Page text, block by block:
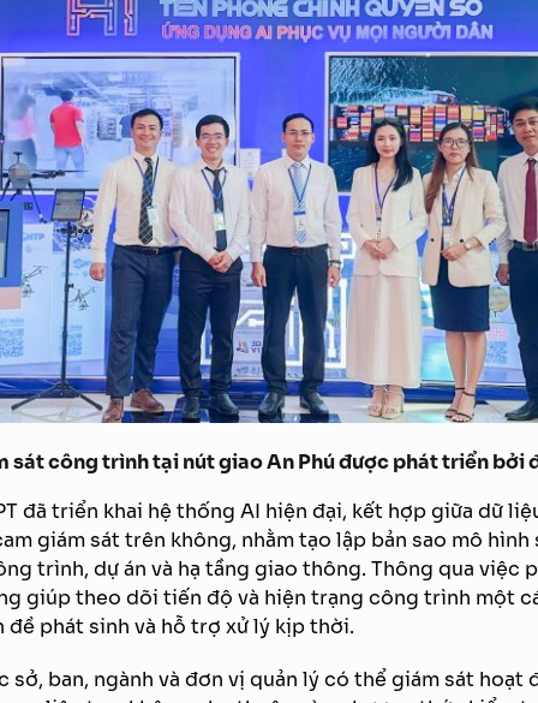
sát công trình tại nút giao An Phú được phát triển bởi
đã triển khai hệ thống AI hiện đại, kết hợp giữa dữ
giám sát trên không, nhằm tạo lập bản sao mô
trình, dự án và hạ tầng giao thông. Thông qua việc
giúp theo dõi tiến độ và hiện trạng công trình một
đề phát sinh và hỗ trợ xử lý kịp thời.
sở, ban, ngành và đơn vị quản lý có thể giám sát hoạt